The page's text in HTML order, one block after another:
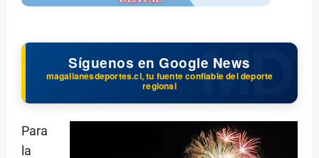
Síguenos en Google News
magallanesdeportes.cl, tu fuente confiable del deporte
regional
Para
la